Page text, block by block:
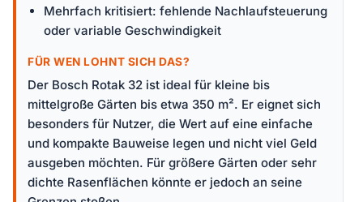
Mehrfach kritisiert: fehlende Nachlaufsteuerung
oder variable Geschwindigkeit
FÜR WEN LOHNT SICH DAS?
Der Bosch Rotak 32 ist ideal für kleine bis
mittelgroße Gärten bis etwa 350 m². Er eignet sich
besonders für Nutzer, die Wert auf eine einfache
und kompakte Bauweise legen und nicht viel Geld
ausgeben möchten. Für größere Gärten oder sehr
dichte Rasenflächen könnte er jedoch an seine